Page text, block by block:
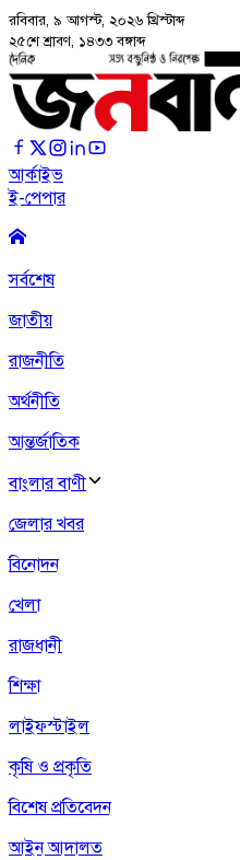
রবিবার, ৯ আগস্ট, ২০২৬ খ্রিস্টাব্দ
২৫শে শ্রাবণ, ১৪৩৩ বঙ্গাব্দ
আর্কাইভ
ই-পেপার
সর্বশেষ
জাতীয়
রাজনীতি
অর্থনীতি
আন্তর্জাতিক
বাংলার বাণী
জেলার খবর
বিনোদন
খেলা
রাজধানী
শিক্ষা
লাইফস্টাইল
কৃষি ও প্রকৃতি
বিশেষ প্রতিবেদন
আইন আদালত